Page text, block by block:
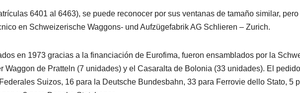
6401 al 6463), se puede reconocer por sus ventanas de tamaño similar,
en Schweizerische Waggons- und Aufzügefabrik AG Schlieren – Zurich.
en 1973 gracias a la financiación de Eurofima, fueron ensamblados por la
Waggon de Pratteln (7 unidades) y el Casaralta de Bolonia (33 unidades). El
Suizos, 16 para la Deutsche Bundesbahn, 33 para Ferrovie dello Stato, 5